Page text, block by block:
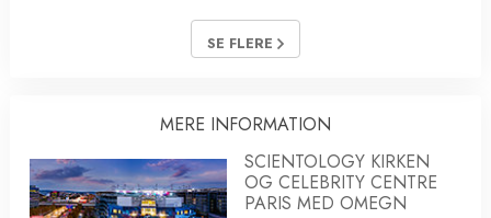
SE FLERE
MERE INFORMATION
SCIENTOLOGY KIRKEN
OG CELEBRITY CENTRE
PARIS MED OMEGN